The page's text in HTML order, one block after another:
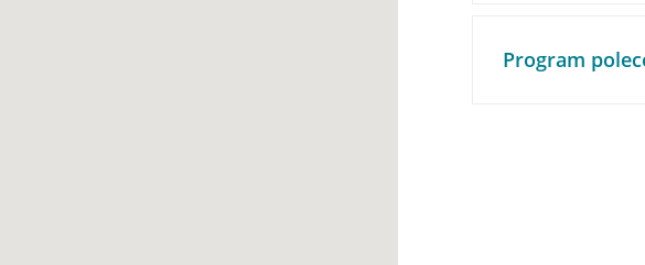
Program